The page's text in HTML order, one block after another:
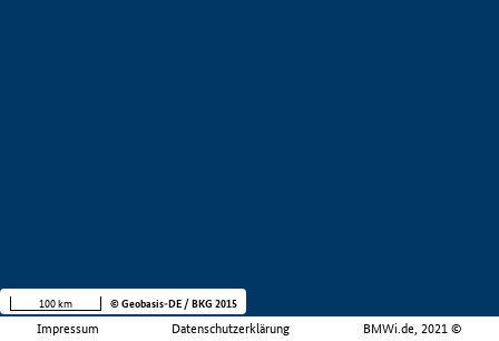
Impressum Datenschutzerklärung BMWi.de, 2021 ©
100 km © Geobasis-DE / BKG 2015